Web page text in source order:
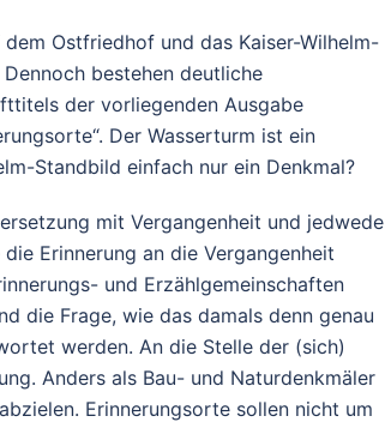
Ostfriedhof und das Kaiser-Wilhelm-
bestehen deutliche
der vorliegenden Ausgabe
Der Wasserturm ist ein
Standbild einfach nur ein Denkmal?
mit Vergangenheit und jedwede
Erinnerung an die Vergangenheit
und Erzählgemeinschaften
die Frage, wie das damals denn genau
werden. An die Stelle der (sich)
Anders als Bau- und Naturdenkmäler
Erinnerungsorte sollen nicht um